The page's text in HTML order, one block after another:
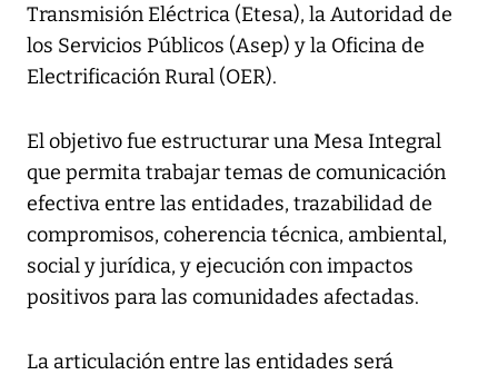
Transmisión Eléctrica (Etesa), la Autoridad de
los Servicios Públicos (Asep) y la Oficina de
Electrificación Rural (OER).
El objetivo fue estructurar una Mesa Integral
que permita trabajar temas de comunicación
efectiva entre las entidades, trazabilidad de
compromisos, coherencia técnica, ambiental,
social y jurídica, y ejecución con impactos
positivos para las comunidades afectadas.
La articulación entre las entidades será